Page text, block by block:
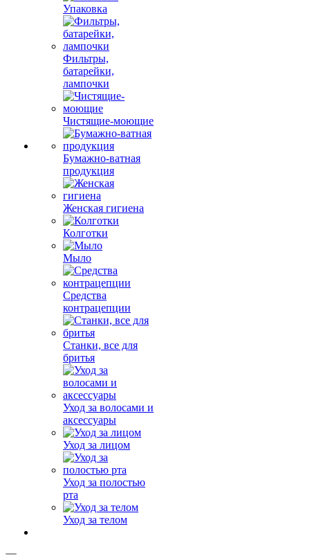
Упаковка
Фильтры,
батарейки,
лампочки
Чистящие-моющие
Бумажно-ватная
продукция
Женская гигиена
Колготки
Мыло
Средства
контрацепции
Станки, все для
бритья
Уход за волосами и
аксессуары
Уход за лицом
Уход за полостью
рта
Уход за телом